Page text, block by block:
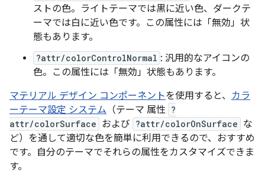
ストの色。ライトテーマでは黒に近い色、ダークテ
ーマでは白に近い色です。この属性には「無効」状
態もあります。
?attr/colorControlNormal : 汎用的なアイコンの
色。この属性には「無効」状態もあります。
マテリアル デザイン コンポーネントを使用すると、 カラ
ーテーマ設定 システム （テーマ 属性 ?
attr/colorSurface および ?attr/colorOnSurface な
ど）を通して適切な色を簡単に利用できるので、おすすめ
です。自分のテーマでそれらの属性をカスタマイズできま
す。